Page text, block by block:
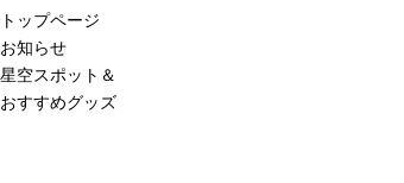
トップページ
お知らせ
星空スポット＆
おすすめグッズ